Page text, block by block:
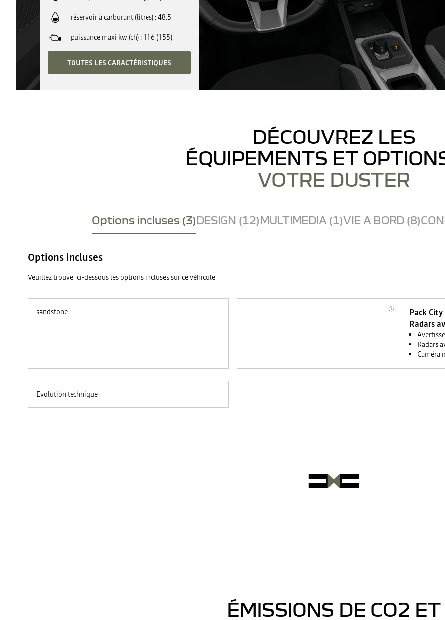
réservoir à carburant (litres) 48.5
puissance maxi kw (ch) 116 (155)
TOUTES LES CARACTÉRISTIQUES
DÉCOUVREZ LES
ÉQUIPEMENTS ET
VOTRE DUSTER
Options incluses (3)DESIGN (12)MULTIMEDIA (1)VIE A BORD (8)
Options incluses
Veuillez trouver ci-dessous les options incluses sur ce véhicule
sandstone
Pack
Radars
Radars
Caméra
Evolution technique
ÉMISSIONS DE CO2 ET